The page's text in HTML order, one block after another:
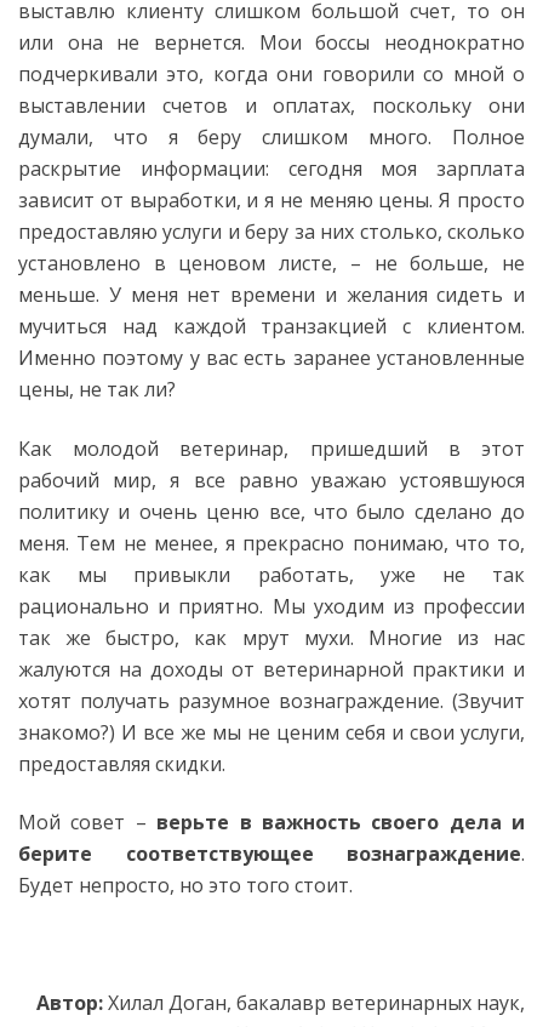
выставлю клиенту слишком большой счет, то он
или она не вернется. Мои боссы неоднократно
подчеркивали это, когда они говорили со мной о
выставлении счетов и оплатах, поскольку они
думали, что я беру слишком много. Полное
раскрытие информации: сегодня моя зарплата
зависит от выработки, и я не меняю цены. Я просто
предоставляю услуги и беру за них столько, сколько
установлено в ценовом листе, – не больше, не
меньше. У меня нет времени и желания сидеть и
мучиться над каждой транзакцией с клиентом.
Именно поэтому у вас есть заранее установленные
цены, не так ли?
Как молодой ветеринар, пришедший в этот
рабочий мир, я все равно уважаю устоявшуюся
политику и очень ценю все, что было сделано до
меня. Тем не менее, я прекрасно понимаю, что то,
как мы привыкли работать, уже не так
рационально и приятно. Мы уходим из профессии
так же быстро, как мрут мухи. Многие из нас
жалуются на доходы от ветеринарной практики и
хотят получать разумное вознаграждение. (Звучит
знакомо?) И все же мы не ценим себя и свои услуги,
предоставляя скидки.
Мой совет – верьте в важность своего дела и
берите соответствующее вознаграждение.
Будет непросто, но это того стоит.
Автор:Хилал Доган, бакалавр ветеринарных наук,